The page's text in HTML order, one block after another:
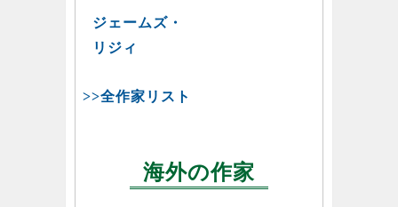
ジェームズ・
リジィ
>>全作家リスト
海外の作家